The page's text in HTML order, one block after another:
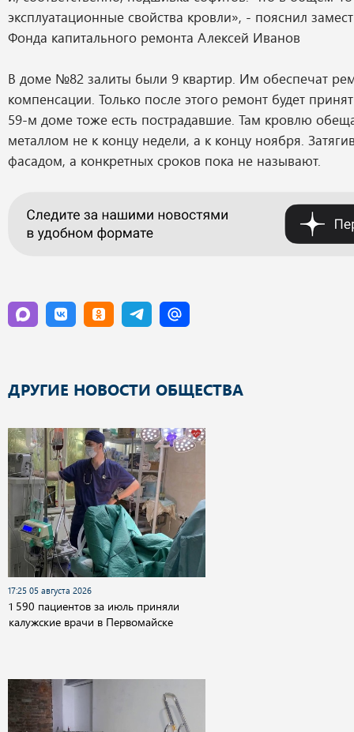
эксплуатационные свойства кровли», - пояснил
Фонда капитального ремонта Алексей Иванов
В доме №82 залиты были 9 квартир. Им обеспечат
компенсации. Только после этого ремонт будет
59-м доме тоже есть пострадавшие. Там кровлю
металлом не к концу недели, а к концу ноября.
фасадом, а конкретных сроков пока не называют.
ДРУГИЕ НОВОСТИ ОБЩЕСТВА
17:25 05 августа 2026
1 590 пациентов за июль приняли
калужские врачи в Первомайске